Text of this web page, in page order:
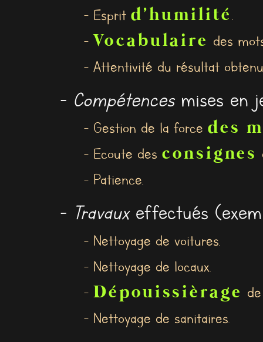
- Esprit d'humilité.
-Vocabulaire des
- Attentivité du résultat
- Compétencesmises en
- Gestion de la force des
- Ecoute des consignes
- Patience.
- Travauxeffectués
- Nettoyage de voitures.
- Nettoyage de locaux.
- Dépouissièrage
- Nettoyage de sanitaires.